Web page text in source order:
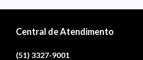
Central de Atendimento
(51) 3327-9001